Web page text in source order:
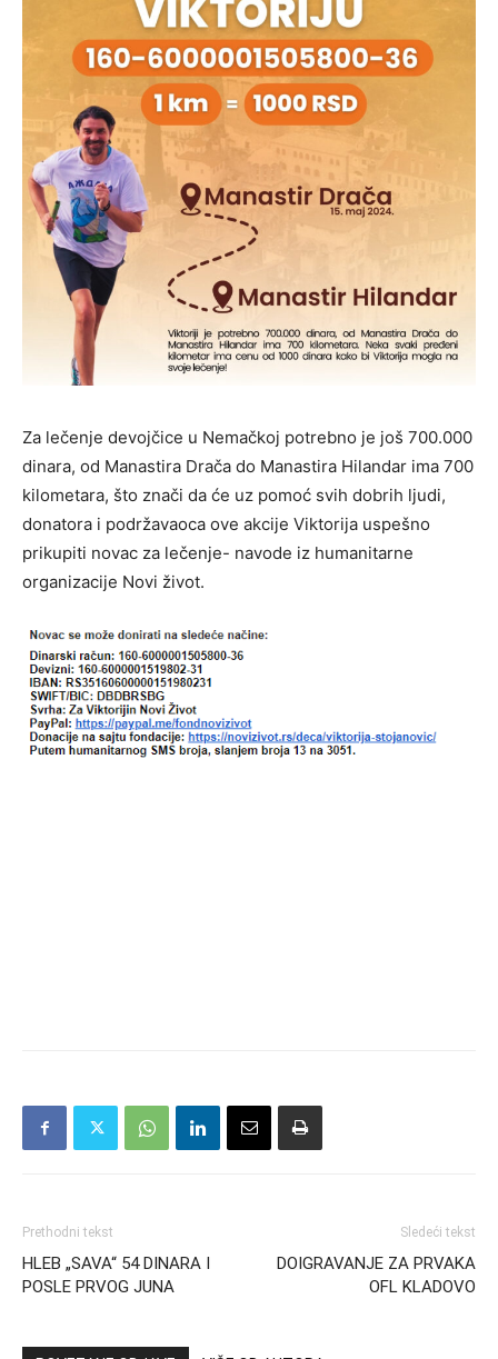
Za lečenje devojčice u Nemačkoj potrebno je još 700.000
dinara, od Manastira Drača do Manastira Hilandar ima 700
kilometara, što znači da će uz pomoć svih dobrih ljudi,
donatora i podržavaoca ove akcije Viktorija uspešno
prikupiti novac za lečenje- navode iz humanitarne
organizacije Novi život.
Prethodni tekst
HLEB „SAVA“ 54 DINARA I
POSLE PRVOG JUNA
Sledeći tekst
DOIGRAVANJE ZA PRVAKA
OFL KLADOVO